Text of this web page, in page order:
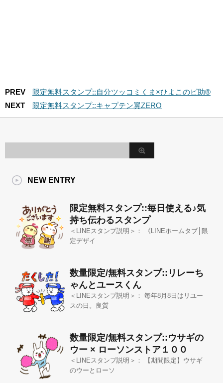
PREV
限定無料スタンプ::自分ツッコミくま×ひよこのピ助®
NEXT
限定無料スタンプ::キャプテン翼ZERO
NEW ENTRY
限定無料スタンプ::毎日使える♪気
持ち伝わるスタンプ
＜LINEスタンプ説明＞： 《LINEホームタブ│限
定デザイ
数量限定/無料スタンプ::リレーち
ゃんとユースくん
＜LINEスタンプ説明＞： 毎年8月8日はリユー
スの日。良質
数量限定/無料スタンプ::ウサギの
ウー × ローソンストア１００
＜LINEスタンプ説明＞： 【期間限定】ウサギ
のウーとローソ